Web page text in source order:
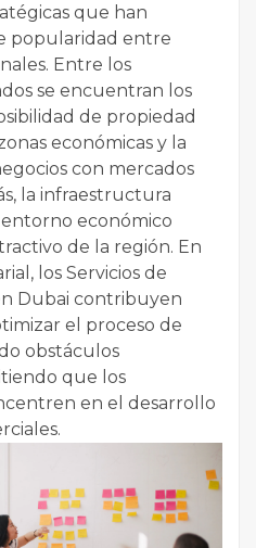
que han
popularidad entre
Entre los
se encuentran los
de propiedad
económicas y la
con mercados
la infraestructura
entorno económico
de la región. En
los Servicios de
Dubai contribuyen
el proceso de
obstáculos
que los
en el desarrollo